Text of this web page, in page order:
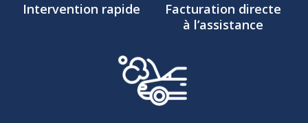
Intervention rapide
Facturation directe
à l’assistance